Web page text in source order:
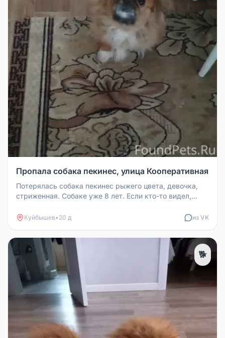
Пропала собака пекинес, улица Кооперативная
Потерялась собака пекинес рыжего цвета, девочка,
стриженная. Собаке уже 8 лет. Если кто-то видел,
Куйбышев• 20 д из VK
🐕